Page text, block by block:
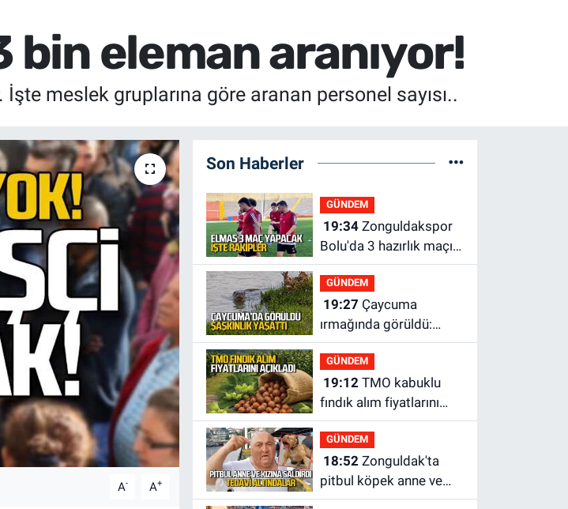
bin eleman aranıyor!
meslek gruplarına göre aranan personel sayısı..
A- A+
Son Haberler
GÜNDEM
19:34Zonguldakspor
Bolu'da 3 hazırlık maçı
oynayacak... İşte
rakipler...
GÜNDEM
19:27
ırmağında görüldü:
Görenler şaşkınlık
yaşadı
GÜNDEM
19:12TMO kabuklu
fındık alım fiyatlarını
açıkladı
GÜNDEM
18:52Zonguldak'ta
pitbul köpek anne ve
çocuğuna saldırdı: